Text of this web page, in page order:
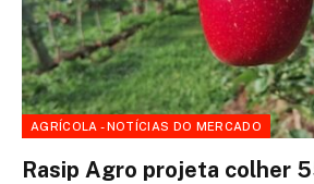
AGRÍCOLA - NOTÍCIAS DO MERCADO
Rasip Agro projeta colher